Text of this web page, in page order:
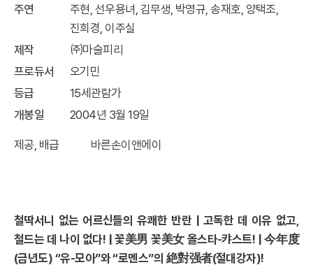
주연
주현, 선우용녀, 김무생, 박영규, 송재호, 양택조,
진희경, 이주실
제작
㈜마술피리
프로듀서
오기민
등급
15세관람가
개봉일
2004년 3월 19일
제공, 배급 바른손이앤에이
철딱서니 없는 어르신들의 유쾌한 반란| 고독한 데 이유 없고
철드는 데 나이 없다! |꽃美男 꽃美女 올스타-캬스트! |今年度
(금년도) “유-모아”와 “로멘스”의 絶對强者(절대강자)!